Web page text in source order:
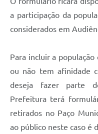
a participação da
considerados em
Para incluir a
ou não tem afinidade
deseja fazer parte
Prefeitura terá
retirados no Paço
ao público neste caso é